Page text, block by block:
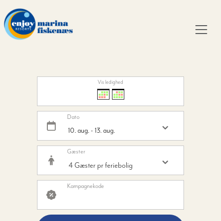
Vis ledighed
Dato
Gæster
Kampagnekode